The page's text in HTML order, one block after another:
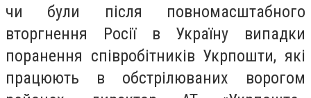
чи були після повномасштабного
вторгнення Росії в Україну випадки
поранення співробітників Укрпошти, які
працюють в обстрілюваних ворогом